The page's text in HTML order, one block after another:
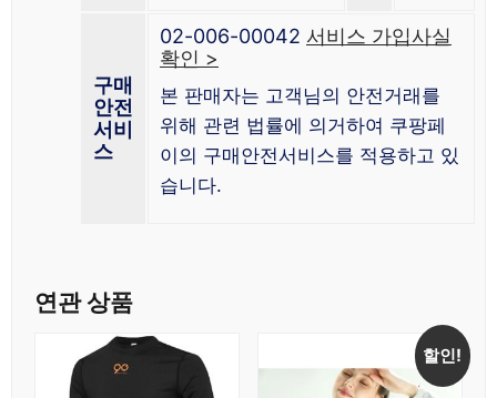
구매
안전
서비
스
02-006-00042 서비스 가입사실
확인 >
본 판매자는 고객님의 안전거래를
위해 관련 법률에 의거하여 쿠팡페
이의 구매안전서비스를 적용하고 있
습니다.
연관 상품
할인!